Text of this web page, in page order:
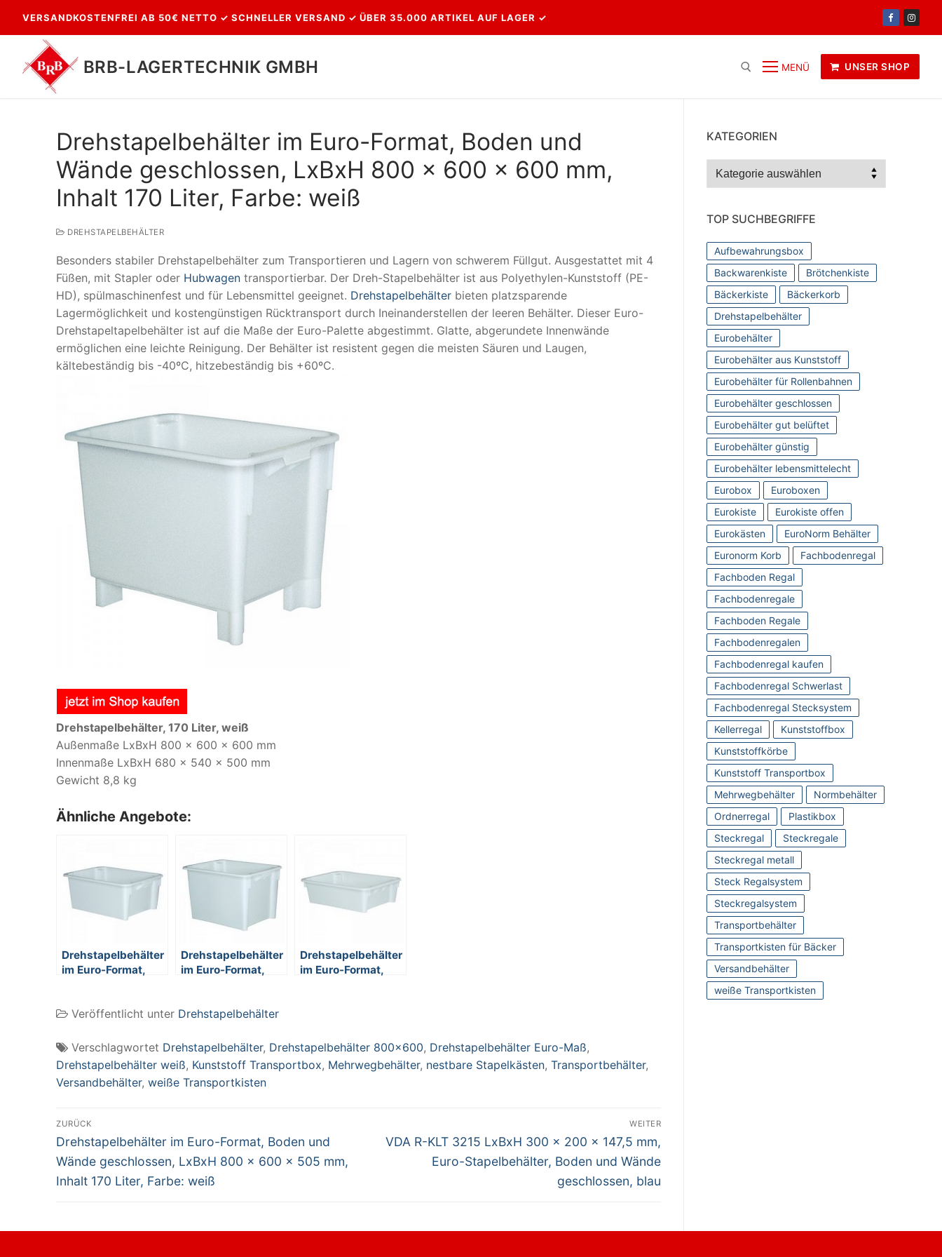
Inhalt
springen
VERSANDKOSTENFREI AB 50€ NETTO ✓ SCHNELLER VERSAND ✓ ÜBER 35.000 ARTIKEL AUF LAGER ✓
BRB-LAGERTECHNIK GMBH MENÜ UNSER SHOP
nach:
Drehstapelbehälter im Euro-Format, Boden und
Wände geschlossen, LxBxH 800 x 600 x 600 mm,
Inhalt 170 Liter, Farbe: weiß
DREHSTAPELBEHÄLTER
Besonders stabiler Drehstapelbehälter zum Transportieren und Lagern von schwerem Füllgut. Ausgestattet mit 4
Füßen, mit Stapler oder Hubwagen transportierbar. Der Dreh-Stapelbehälter ist aus Polyethylen-Kunststoff (PE-
HD), spülmaschinenfest und für Lebensmittel geeignet. Drehstapelbehälter bieten platzsparende
Lagermöglichkeit und kostengünstigen Rücktransport durch Ineinanderstellen der leeren Behälter. Dieser Euro-
Drehstapeltapelbehälter ist auf die Maße der Euro-Palette abgestimmt. Glatte, abgerundete Innenwände
ermöglichen eine leichte Reinigung. Der Behälter ist resistent gegen die meisten Säuren und Laugen,
kältebeständig bis -40ºC, hitzebeständig bis +60ºC.
Drehstapelbehälter, 170 Liter, weiß
Außenmaße LxBxH 800 x 600 x 600 mm
Innenmaße LxBxH 680 x 540 x 500 mm
Gewicht 8,8 kg
Ähnliche Angebote:
Drehstapelbehälter
im Euro-Format,
LxBxH 800 x 600 x
Liter, Farbe: weiß
Drehstapelbehälter
im Euro-Format,
LxBxH 800 x 600 x
Liter, Farbe: weiß
Drehstapelbehälter
im Euro-Format,
Farbe: weiß
Veröffentlicht unter Drehstapelbehälter
Verschlagwortet Drehstapelbehälter, Drehstapelbehälter 800x600, Drehstapelbehälter Euro-Maß,
Drehstapelbehälter weiß, Kunststoff Transportbox, Mehrwegbehälter, nestbare Stapelkästen, Transportbehälter,
Versandbehälter, weiße Transportkisten
Beitragsnavigation
ZURÜCK
Vorheriger
Beitrag:
Drehstapelbehälter im Euro-Format, Boden und
Wände geschlossen, LxBxH 800 x 600 x 505 mm,
Inhalt 170 Liter, Farbe: weiß
WEITER
Nächster
VDA R-KLT 3215 LxBxH 300 x 200 x 147,5 mm,
Euro-Stapelbehälter, Boden und Wände
geschlossen, blau
KATEGORIEN
Kategorien
TOP SUCHBEGRIFFE
Aufbewahrungsbox
Backwarenkiste
Brötchenkiste
Bäckerkiste
Bäckerkorb
Drehstapelbehälter
Eurobehälter
Eurobehälter aus Kunststoff
Eurobehälter für Rollenbahnen
Eurobehälter geschlossen
Eurobehälter gut belüftet
Eurobehälter günstig
Eurobehälter lebensmittelecht
Eurobox
Euroboxen
Eurokiste
Eurokiste offen
Eurokästen
EuroNorm Behälter
Euronorm Korb
Fachbodenregal
Fachboden Regal
Fachbodenregale
Fachboden Regale
Fachbodenregalen
Fachbodenregal kaufen
Fachbodenregal Schwerlast
Fachbodenregal Stecksystem
Kellerregal
Kunststoffbox
Kunststoffkörbe
Kunststoff Transportbox
Mehrwegbehälter
Normbehälter
Ordnerregal
Plastikbox
Steckregal
Steckregale
Steckregal metall
Steck Regalsystem
Steckregalsystem
Transportbehälter
Transportkisten für Bäcker
Versandbehälter
weiße Transportkisten